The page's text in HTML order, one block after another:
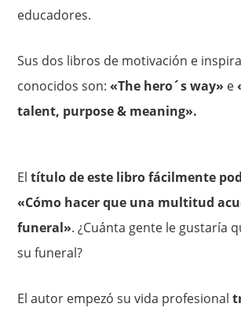
educadores.
Sus dos libros de motivación e
conocidos son:«The hero´s way» e
talent, purpose & meaning».
El título de este libro fácilmente
«Cómo hacer que una multitud
funeral». ¿Cuánta gente le gustaría
su funeral?
El autor empezó su vida profesional